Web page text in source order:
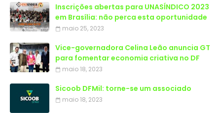
Inscrições abertas para UNASÍNDICO 2023
em Brasília: não perca esta oportunidade
maio 25, 2023
Vice-governadora Celina Leão anuncia GT
para fomentar economia criativa no DF
maio 18, 2023
Sicoob DFMil: torne-se um associado
maio 18, 2023